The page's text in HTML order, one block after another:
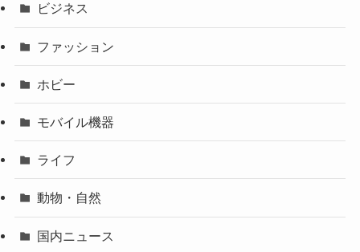
ビジネス
ファッション
ホビー
モバイル機器
ライフ
動物・自然
国内ニュース